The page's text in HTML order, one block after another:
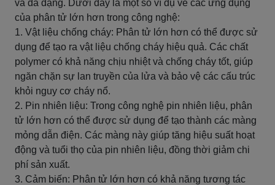
và đa dạng. Dưới đây là một số ví dụ về các ứng dụng
của phân tử lớn hơn trong công nghệ:
1. Vật liệu chống cháy: Phân tử lớn hơn có thể được sử
dụng để tạo ra vật liệu chống cháy hiệu quả. Các chất
polymer có khả năng chịu nhiệt và chống cháy tốt, giúp
ngăn chặn sự lan truyền của lửa và bảo vệ các cấu trúc
khỏi nguy cơ cháy nổ.
2. Pin nhiên liệu: Trong công nghệ pin nhiên liệu, phân
tử lớn hơn có thể được sử dụng để tạo thành các màng
mỏng dẫn điện. Các màng này giúp tăng hiệu suất hoạt
động và tuổi thọ của pin nhiên liệu, đồng thời giảm chi
phí sản xuất.
3. Cảm biến: Phân tử lớn hơn có khả năng tương tác